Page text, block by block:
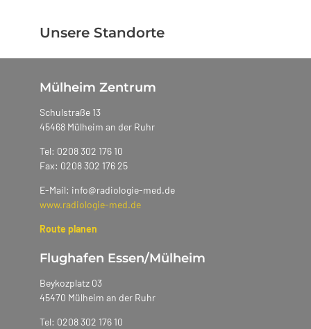
Unsere Standorte
Mülheim Zentrum
Schulstraße 13
45468 Mülheim an der Ruhr
Tel: 0208 302 176 10
Fax: 0208 302 176 25
E-Mail: info@radiologie-med.de
www.radiologie-med.de
Route planen
Flughafen Essen/Mülheim
Beykozplatz 03
45470 Mülheim an der Ruhr
Tel: 0208 302 176 10